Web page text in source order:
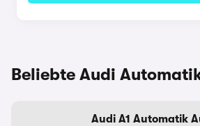
Beliebte Audi
Audi A1 Automatik